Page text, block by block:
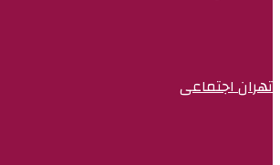
تهران اجتماعی